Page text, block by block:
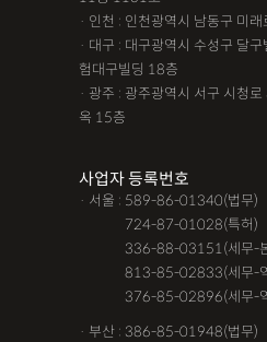
· 인천 : 인천광역시 남동구 미
· 대구 : 대구광역시 수성구 달
험대구빌딩 18층
· 광주 : 광주광역시 서구 시청
옥 15층
사업자 등록번호
· 서울 : 589-86-01340(법무)
724-87-01028(특허)
336-88-03151(세무-
813-85-02833(세무-
376-85-02896(세무-
· 부산 : 386-85-01948(법무)